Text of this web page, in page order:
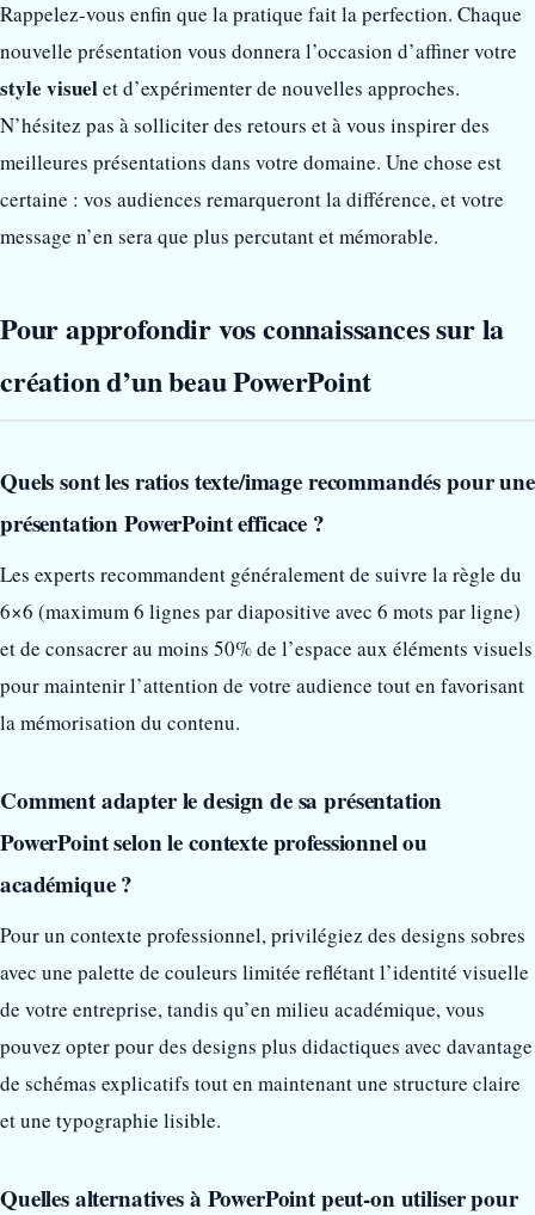
Rappelez-vous enfin que la pratique fait la perfection. Chaque
nouvelle présentation vous donnera l’occasion d’affiner votre
style visuelet d’expérimenter de nouvelles approches.
N’hésitez pas à solliciter des retours et à vous inspirer des
meilleures présentations dans votre domaine. Une chose est
certaine : vos audiences remarqueront la différence, et votre
message n’en sera que plus percutant et mémorable.
Pour approfondir vos connaissances sur la
création d’un beau PowerPoint
Quels sont les ratios texte/image recommandés pour une
présentation PowerPoint efficace ?
Les experts recommandent généralement de suivre la règle du
6×6 (maximum 6 lignes par diapositive avec 6 mots par ligne)
et de consacrer au moins 50% de l’espace aux éléments visuels
pour maintenir l’attention de votre audience tout en favorisant
la mémorisation du contenu.
Comment adapter le design de sa présentation
PowerPoint selon le contexte professionnel ou
académique ?
Pour un contexte professionnel, privilégiez des designs sobres
avec une palette de couleurs limitée reflétant l’identité visuelle
de votre entreprise, tandis qu’en milieu académique, vous
pouvez opter pour des designs plus didactiques avec davantage
de schémas explicatifs tout en maintenant une structure claire
et une typographie lisible.
Quelles alternatives à PowerPoint peut-on utiliser pour